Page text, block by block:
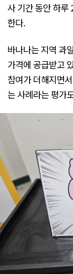
사 기간 동안 하루
한다.
바나나는 지역 과
가격에 공급받고
참여가 더해지면
는 사례라는 평가